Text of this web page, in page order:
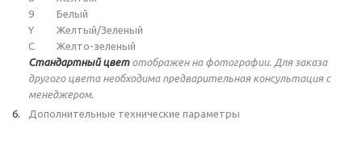
9
Белый
Y
Желтый/Зеленый
C
Желто-зеленый
Стандартный цветотображен на фотографии. Для заказа
другого цвета необходима предварительная консультация с
менеджером.
Дополнительные технические параметры